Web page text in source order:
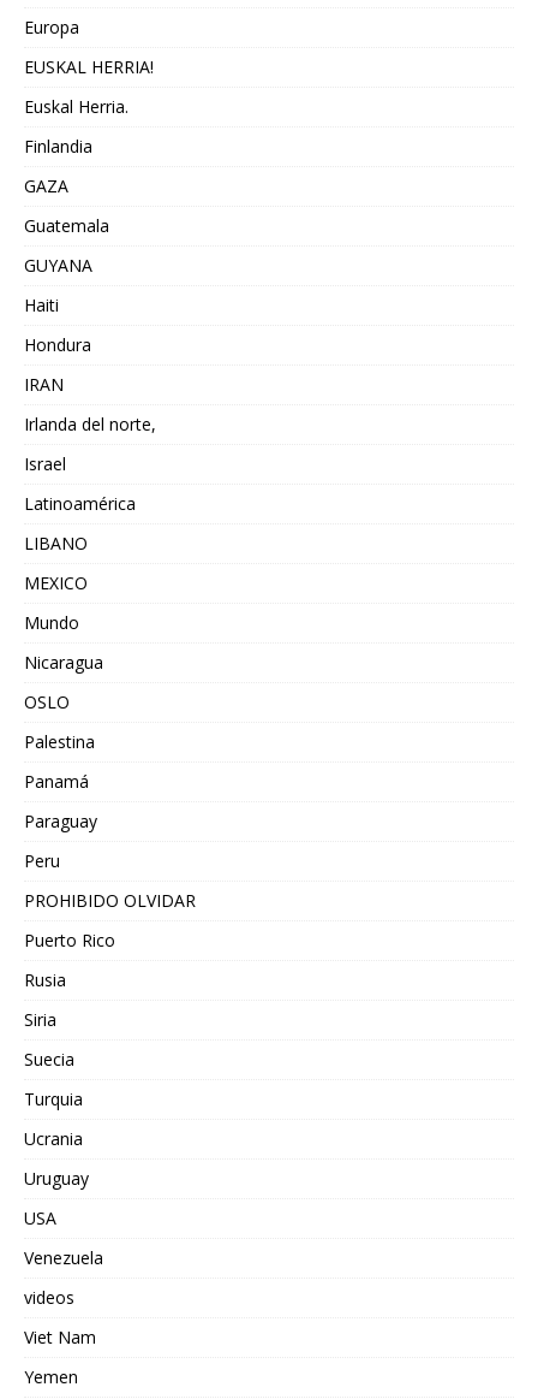
Europa
EUSKAL HERRIA!
Euskal Herria.
Finlandia
GAZA
Guatemala
GUYANA
Haiti
Hondura
IRAN
Irlanda del norte,
Israel
Latinoamérica
LIBANO
MEXICO
Mundo
Nicaragua
OSLO
Palestina
Panamá
Paraguay
Peru
PROHIBIDO OLVIDAR
Puerto Rico
Rusia
Siria
Suecia
Turquia
Ucrania
Uruguay
USA
Venezuela
videos
Viet Nam
Yemen